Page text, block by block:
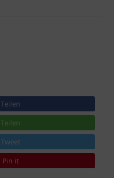
Teilen
Teilen
Tweet
Pin it